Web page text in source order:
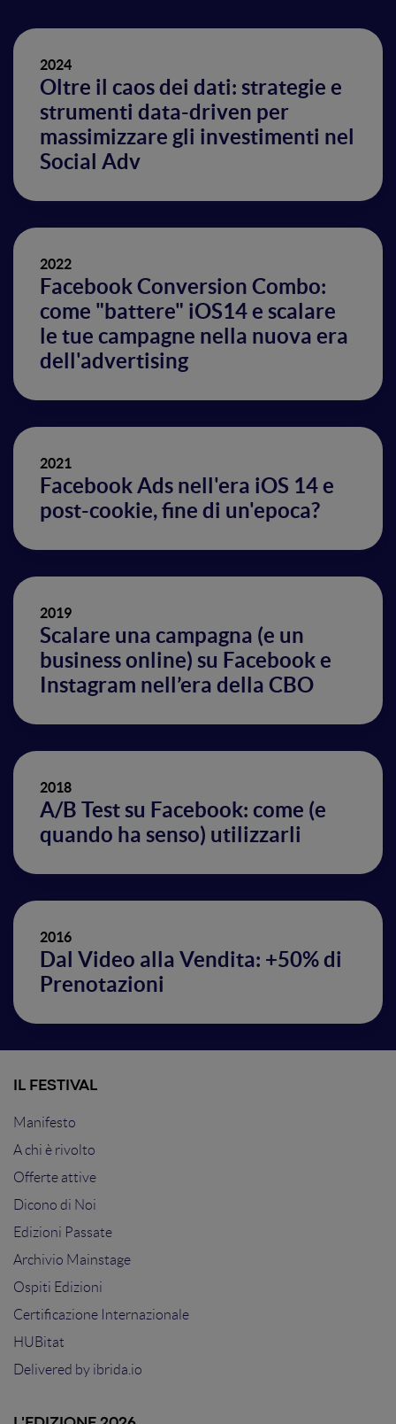
2024
Oltre il caos dei dati: strategie e
strumenti data-driven per
massimizzare gli investimenti nel
Social Adv
2022
Facebook Conversion Combo:
come "battere" iOS14 e scalare
le tue campagne nella nuova era
dell'advertising
2021
Facebook Ads nell'era iOS 14 e
post-cookie, fine di un'epoca?
2019
Scalare una campagna (e un
business online) su Facebook e
Instagram nell’era della CBO
2018
A/B Test su Facebook: come (e
quando ha senso) utilizzarli
2016
Dal Video alla Vendita: +50% di
Prenotazioni
IL FESTIVAL
Manifesto
A chi è rivolto
Offerte attive
Dicono di Noi
Edizioni Passate
Archivio Mainstage
Ospiti Edizioni
Certificazione Internazionale
HUBitat
Delivered by ibrida.io